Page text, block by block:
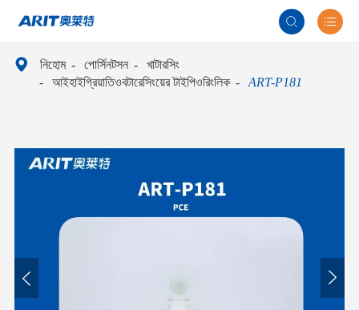
 
 নিহোম পোর্সিনটসন
খাটারসিং
আইহাইগ্রিয়াতিওবটারেসিংয়ের টাইপিওরিংলিক
ART-P181
 